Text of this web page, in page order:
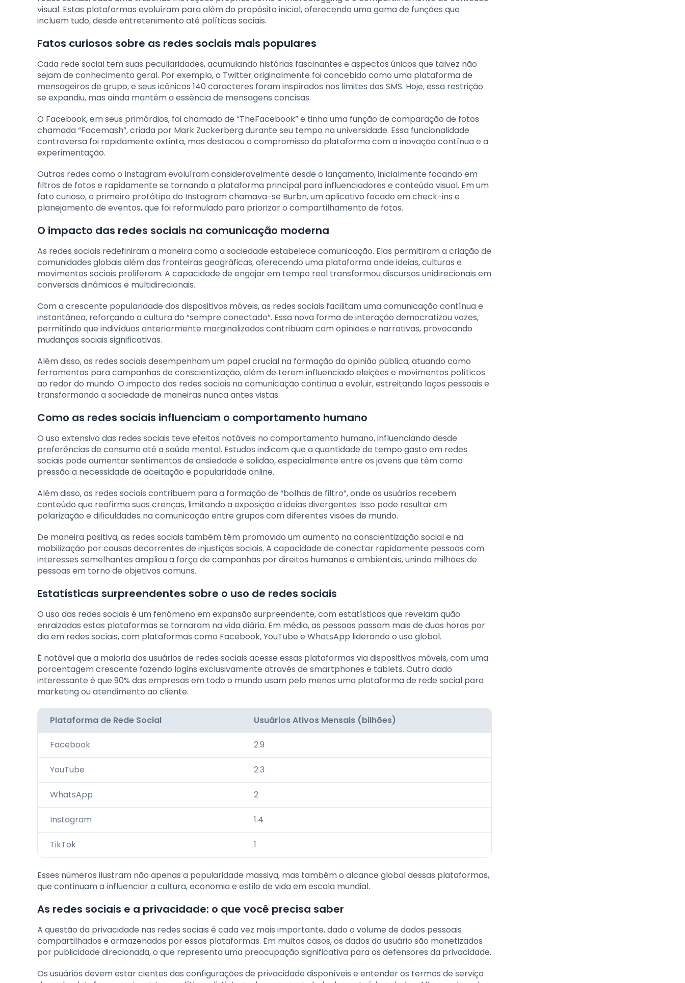
visual. Estas plataformas evoluíram para além do propósito inicial, oferecendo uma gama de funções que
incluem tudo, desde entretenimento até políticas sociais.
Fatos curiosos sobre as redes sociais mais populares
Cada rede social tem suas peculiaridades, acumulando histórias fascinantes e aspectos únicos que talvez não
sejam de conhecimento geral. Por exemplo, o Twitter originalmente foi concebido como uma plataforma de
mensageiros de grupo, e seus icônicos 140 caracteres foram inspirados nos limites dos SMS. Hoje, essa restrição
se expandiu, mas ainda mantém a essência de mensagens concisas.
O Facebook, em seus primórdios, foi chamado de “TheFacebook” e tinha uma função de comparação de fotos
chamada “Facemash”, criada por Mark Zuckerberg durante seu tempo na universidade. Essa funcionalidade
controversa foi rapidamente extinta, mas destacou o compromisso da plataforma com a inovação contínua e a
experimentação.
Outras redes como o Instagram evoluíram consideravelmente desde o lançamento, inicialmente focando em
filtros de fotos e rapidamente se tornando a plataforma principal para influenciadores e conteúdo visual. Em um
fato curioso, o primeiro protótipo do Instagram chamava-se Burbn, um aplicativo focado em check-ins e
planejamento de eventos, que foi reformulado para priorizar o compartilhamento de fotos.
O impacto das redes sociais na comunicação moderna
As redes sociais redefiniram a maneira como a sociedade estabelece comunicação. Elas permitiram a criação de
comunidades globais além das fronteiras geográficas, oferecendo uma plataforma onde ideias, culturas e
movimentos sociais proliferam. A capacidade de engajar em tempo real transformou discursos unidirecionais em
conversas dinâmicas e multidirecionais.
Com a crescente popularidade dos dispositivos móveis, as redes sociais facilitam uma comunicação contínua e
instantânea, reforçando a cultura do “sempre conectado”. Essa nova forma de interação democratizou vozes,
permitindo que indivíduos anteriormente marginalizados contribuam com opiniões e narrativas, provocando
mudanças sociais significativas.
Além disso, as redes sociais desempenham um papel crucial na formação da opinião pública, atuando como
ferramentas para campanhas de conscientização, além de terem influenciado eleições e movimentos políticos
ao redor do mundo. O impacto das redes sociais na comunicação continua a evoluir, estreitando laços pessoais e
transformando a sociedade de maneiras nunca antes vistas.
Como as redes sociais influenciam o comportamento humano
O uso extensivo das redes sociais teve efeitos notáveis no comportamento humano, influenciando desde
preferências de consumo até a saúde mental. Estudos indicam que a quantidade de tempo gasto em redes
sociais pode aumentar sentimentos de ansiedade e solidão, especialmente entre os jovens que têm como
pressão a necessidade de aceitação e popularidade online.
Além disso, as redes sociais contribuem para a formação de “bolhas de filtro”, onde os usuários recebem
conteúdo que reafirma suas crenças, limitando a exposição a ideias divergentes. Isso pode resultar em
polarização e dificuldades na comunicação entre grupos com diferentes visões de mundo.
De maneira positiva, as redes sociais também têm promovido um aumento na conscientização social e na
mobilização por causas decorrentes de injustiças sociais. A capacidade de conectar rapidamente pessoas com
interesses semelhantes ampliou a força de campanhas por direitos humanos e ambientais, unindo milhões de
pessoas em torno de objetivos comuns.
Estatísticas surpreendentes sobre o uso de redes sociais
O uso das redes sociais é um fenômeno em expansão surpreendente, com estatísticas que revelam quão
enraizadas estas plataformas se tornaram na vida diária. Em média, as pessoas passam mais de duas horas por
dia em redes sociais, com plataformas como Facebook, YouTube e WhatsApp liderando o uso global.
É notável que a maioria dos usuários de redes sociais acesse essas plataformas via dispositivos móveis, com uma
porcentagem crescente fazendo logins exclusivamente através de smartphones e tablets. Outro dado
interessante é que 90% das empresas em todo o mundo usam pelo menos uma plataforma de rede social para
marketing ou atendimento ao cliente.
Plataforma de Rede Social Usuários Ativos Mensais (bilhões)
Facebook 2.9
YouTube 2.3
WhatsApp 2
Instagram 1.4
TikTok 1
Esses números ilustram não apenas a popularidade massiva, mas também o alcance global dessas plataformas,
que continuam a influenciar a cultura, economia e estilo de vida em escala mundial.
As redes sociais e a privacidade: o que você precisa saber
A questão da privacidade nas redes sociais é cada vez mais importante, dado o volume de dados pessoais
compartilhados e armazenados por essas plataformas. Em muitos casos, os dados do usuário são monetizados
por publicidade direcionada, o que representa uma preocupação significativa para os defensores da privacidade.
Os usuários devem estar cientes das configurações de privacidade disponíveis e entender os termos de serviço